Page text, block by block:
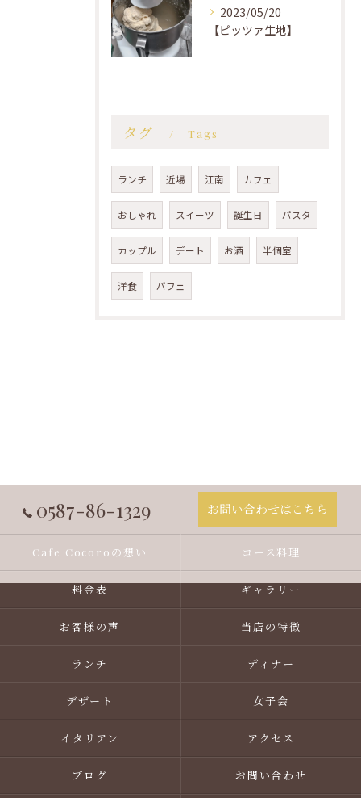
2023/05/20
【ピッツァ生地】
タグ Tags
ランチ 近場 江南 カフェ
おしゃれ スイーツ 誕生日 パスタ
カップル デート お酒 半個室
洋食 パフェ
0587-86-1329 お問い合わせはこちら
Cafe Cocoroの想い コース料理
料金表 ギャラリー
お客様の声 当店の特徴
ランチ ディナー
デザート 女子会
イタリアン アクセス
ブログ お問い合わせ